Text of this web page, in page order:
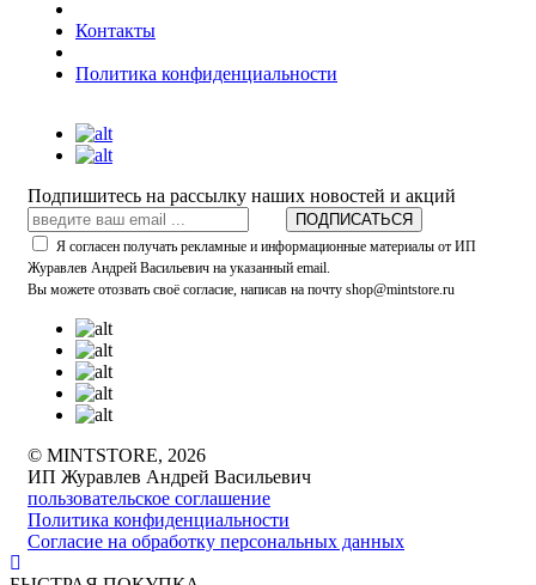
Контакты
Политика конфиденциальности
Подпишитесь на рассылку наших новостей и акций
ПОДПИСАТЬСЯ
Я согласен получать рекламные и информационные материалы от ИП
Журавлев Андрей Васильевич на указанный email.
Вы можете отозвать своё согласие, написав на почту shop@mintstore.ru
© MINTSTORE, 2026
ИП Журавлев Андрей Васильевич
пользовательское соглашение
Политика конфиденциальности
Согласие на обработку персональных данных